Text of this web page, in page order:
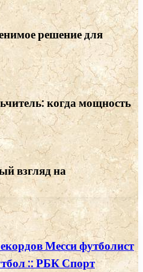
решение для
когда мощность
взгляд на
Месси футболист
:: РБК Спорт